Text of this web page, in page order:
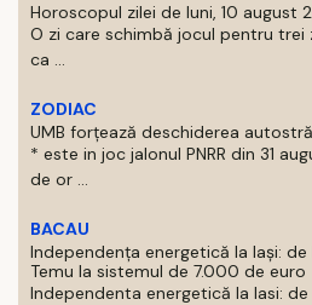
Horoscopul zilei de luni, 10 august
O zi care schimbă jocul pentru trei
ca ...
ZODIAC
UMB forțează deschiderea
* este in joc jalonul PNRR din 31
de or ...
BACAU
Independența energetică la Iași: de
Temu la sistemul de 7.000 de euro
Independenta energetică la Iasi: de